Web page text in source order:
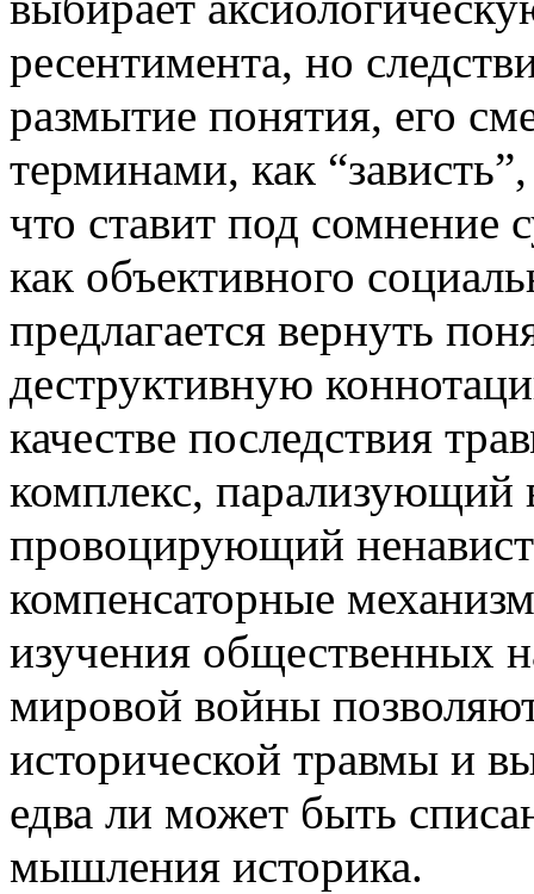
ресентимента, но
размытие понятия, его
терминами, как
что ставит под сомнение
как объективного
предлагается вернуть
деструктивную
качестве последствия
комплекс, парализующий
провоцирующий
компенсаторные
изучения общественных
мировой войны
исторической травмы и
едва ли может быть
мышления историка.